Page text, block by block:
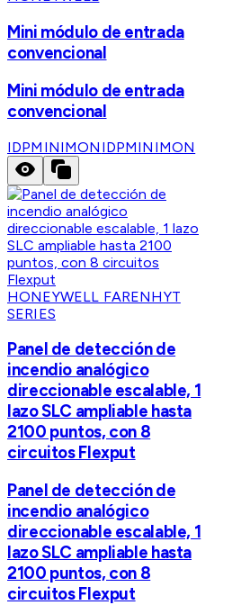
Mini módulo de entrada
convencional
Mini módulo de entrada
convencional
IDPMINIMON IDPMINIMON
HONEYWELL FARENHYT
SERIES
Panel de detección de
incendio analógico
direccionable escalable, 1
lazo SLC ampliable hasta
2100 puntos, con 8
circuitos Flexput
Panel de detección de
incendio analógico
direccionable escalable, 1
lazo SLC ampliable hasta
2100 puntos, con 8
circuitos Flexput